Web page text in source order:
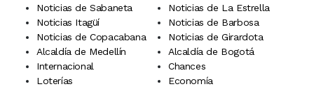
Noticias de Sabaneta
Noticias de La Estrella
Noticias Itagüí
Noticias de Barbosa
Noticias de Copacabana
Noticias de Girardota
Alcaldía de Medellín
Alcaldía de Bogotá
Internacional
Chances
Loterías
Economía